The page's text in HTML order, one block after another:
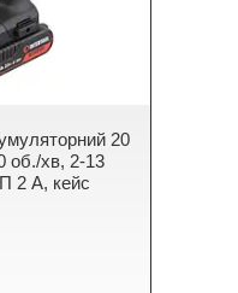
20
об./хв, 2-13
2 А, кейс